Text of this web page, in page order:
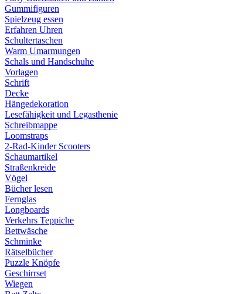
Gummifiguren
Spielzeug essen
Erfahren Uhren
Schultertaschen
Warm Umarmungen
Schals und Handschuhe
Vorlagen
Schrift
Decke
Hängedekoration
Lesefähigkeit und Legasthenie
Schreibmappe
Loomstraps
2-Rad-Kinder Scooters
Schaumartikel
Straßenkreide
Vögel
Bücher lesen
Fernglas
Longboards
Verkehrs Teppiche
Bettwäsche
Schminke
Rätselbücher
Puzzle Knöpfe
Geschirrset
Wiegen